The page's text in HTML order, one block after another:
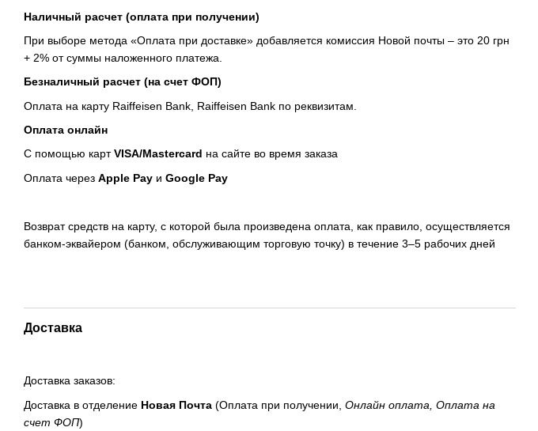
Наличный расчет (оплата при получении)
При выборе метода «Оплата при доставке» добавляется комиссия Новой почты – это 20 грн
+ 2% от суммы наложенного платежа.
Безналичный расчет (на счет ФОП)
Оплата на карту Raiffeisen Bank, Raiffeisen Bank по реквизитам.
Оплата онлайн
С помощью картVISA/Mastercard на сайте во время заказа
Оплата через Apple Pay и Google Pay
Возврат средств на карту, с которой была произведена оплата, как правило, осуществляется
банком-эквайером (банком, обслуживающим торговую точку) в течение 3–5 рабочих дней
Доставка
Доставка заказов:
Доставка в отделение Новая Почта (Оплата при получении, Онлайн оплата, Оплата на
счет ФОП)